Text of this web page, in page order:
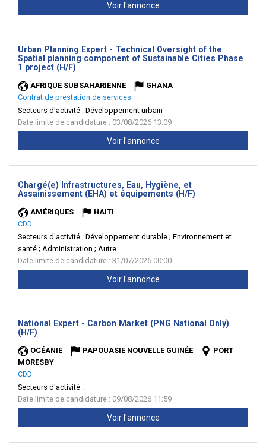
Voir l'annonce
Urban Planning Expert - Technical Oversight of the
Spatial planning component of Sustainable Cities Phase
1 project (H/F)
AFRIQUE SUBSAHARIENNE
GHANA
Contrat de prestation de services
Secteurs d'activité : Développement urbain
Date limite de candidature : 03/08/2026 13:09
Voir l'annonce
Chargé(e) Infrastructures, Eau, Hygiène, et
Assainissement (EHA) et équipements (H/F)
AMÉRIQUES
HAITI
CDD
Secteurs d'activité : Développement durable ; Environnement et
santé ; Administration ; Autre
Date limite de candidature : 31/07/2026 00:00
Voir l'annonce
National Expert - Carbon Market (PNG National Only)
(H/F)
OCÉANIE PAPOUASIE NOUVELLE GUINÉE
PORT
MORESBY
CDD
Secteurs d'activité :
Date limite de candidature : 09/08/2026 11:59
Voir l'annonce